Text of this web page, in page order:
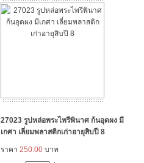
27023 รูปหล่อพระไพรีพินาศ ก้นอุดผง มี
เกศา เลี่ยมพลาสติกเก่าอายุสิบปี 8
ราคา 250.00 บาท